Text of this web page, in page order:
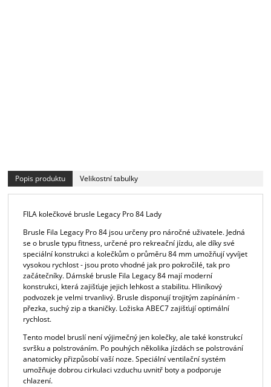
Popis produktu Velikostní tabulky
FILA kolečkové brusle Legacy Pro 84 Lady
Brusle Fila Legacy Pro 84 jsou určeny pro náročné uživatele. Jedná
se o brusle typu fitness, určené pro rekreační jízdu, ale díky své
speciální konstrukci a kolečkům o průměru 84 mm umožňují vyvíjet
vysokou rychlost - jsou proto vhodné jak pro pokročilé, tak pro
začátečníky. Dámské brusle Fila Legacy 84 mají moderní
konstrukci, která zajišťuje jejich lehkost a stabilitu. Hliníkový
podvozek je velmi trvanlivý. Brusle disponují trojitým zapínáním -
přezka, suchý zip a tkaničky. Ložiska ABEC7 zajišťují optimální
rychlost.
Tento model bruslí není výjimečný jen kolečky, ale také konstrukcí
svršku a polstrováním. Po pouhých několika jízdách se polstrování
anatomicky přizpůsobí vaší noze. Speciální ventilační systém
umožňuje dobrou cirkulaci vzduchu uvnitř boty a podporuje
chlazení.